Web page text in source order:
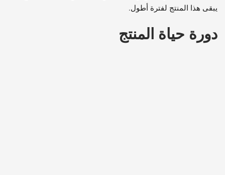
يبقى هذا المنتج لفترة أطول.
دورة حياة المنتج